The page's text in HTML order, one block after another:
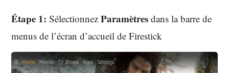
Étape 1: SélectionnezParamètres dans la barre de
menus de l’écran d’accueil de Firestick